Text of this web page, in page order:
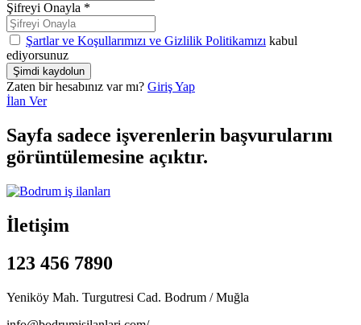
Şifreyi Onayla *
Şartlar ve Koşullarımızı ve Gizlilik Politikamızı kabul
ediyorsunuz
Zaten bir hesabınız var mı? Giriş Yap
İlan Ver
Sayfa sadece işverenlerin başvurularını
görüntülemesine açıktır.
İletişim
123 456 7890
Yeniköy Mah. Turgutresi Cad. Bodrum / Muğla